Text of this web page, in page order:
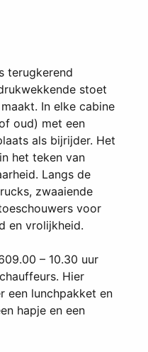
terugkerend
stoet
In elke cabine
oud) met een
als bijrijder. Het
het teken van
Langs de
zwaaiende
voor
en vrolijkheid.
– 10.30 uur
Hier
een lunchpakket en
hapje en een